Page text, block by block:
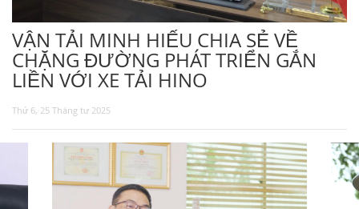
TUYỂN DỤNG
VẬN TẢI MINH HIẾU CHIA SẺ VỀ
CHẶNG ĐƯỜNG PHÁT TRIỂN GẮN
LIỀN VỚI XE TẢI HINO
Thứ 6, 25 Tháng tư 2025